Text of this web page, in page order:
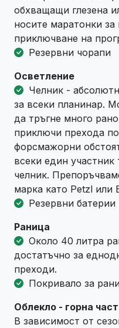
обхващащи глезена
носите маратонки
приключване на
Резервни чорапи
Осветление
Челник -
за всеки планинар.
да тръгне много
приключи прехода
форсмажорни
всеки един участник
челник.
марка като Petzl или
Резервни батерии
Раница
Около 40 литра
достатъчно за
преходи.
Покривало за
Облекло - горна част
В зависимост от